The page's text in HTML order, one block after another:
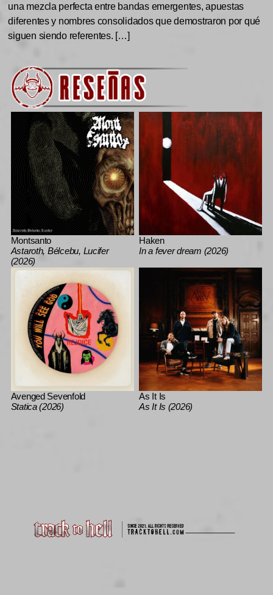
una mezcla perfecta entre bandas emergentes, apuestas
diferentes y nombres consolidados que demostraron por qué
siguen siendo referentes. […]
Montsanto
Astaroth, Bélcebu, Lucifer
(2026)
Haken
In a fever dream (2026)
Avenged Sevenfold
Statica (2026)
As It Is
As It Is (2026)